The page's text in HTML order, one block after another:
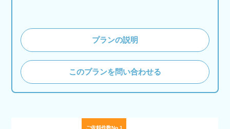
プランの説明
このプランを問い合わせる
ご依頼件数No.1